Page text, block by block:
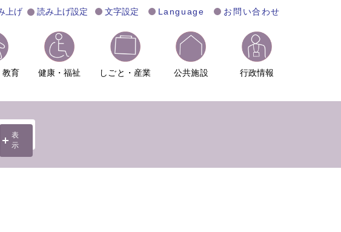
上げ 読み上げ設定 文字設定 Language お問い合わせ
教育 健康・福祉 しごと・産業 公共施設 行政情報
表
示